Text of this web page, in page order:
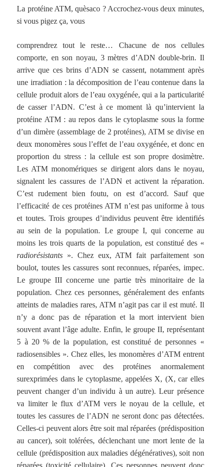
La protéine ATM, quèsaco ? Accrochez-vous deux minutes,
si vous pigez ça, vous
comprendrez tout le reste… Chacune de nos cellules
comporte, en son noyau, 3 mètres d’ADN double-brin. Il
arrive que ces brins d’ADN se cassent, notamment après
une irradiation : la décomposition de l’eau contenue dans la
cellule produit alors de l’eau oxygénée, qui a la particularité
de casser l’ADN. C’est à ce moment là qu’intervient la
protéine ATM : au repos dans le cytoplasme sous la forme
d’un dimère (assemblage de 2 protéines), ATM se divise en
deux monomères sous l’effet de l’eau oxygénée, et donc en
proportion du stress : la cellule est son propre dosimètre.
Les ATM monomériques se dirigent alors dans le noyau,
signalent les cassures de l’ADN et activent la réparation.
C’est rudement bien foutu, on est d’accord. Sauf que
l’efficacité de ces protéines ATM n’est pas uniforme à tous
et toutes. Trois groupes d’individus peuvent être identifiés
au sein de la population. Le groupe I, qui concerne au
moins les trois quarts de la population, est constitué des «
radiorésistants ». Chez eux, ATM fait parfaitement son
boulot, toutes les cassures sont reconnues, réparées, impec.
Le groupe III concerne une partie très minoritaire de la
population. Chez ces personnes, généralement des enfants
atteints de maladies rares, ATM n’agit pas car il est muté. Il
n’y a donc pas de réparation et la mort intervient bien
souvent avant l’âge adulte. Enfin, le groupe II, représentant
5 à 20 % de la population, est constitué de personnes «
radiosensibles ». Chez elles, les monomères d’ATM entrent
en compétition avec des protéines anormalement
surexprimées dans le cytoplasme, appelées X, (X, car elles
peuvent changer d’un individu à un autre). Leur présence
va limiter le flux d’ATM vers le noyau de la cellule, et
toutes les cassures de l’ADN ne seront donc pas détectées.
Celles-ci peuvent alors être soit mal réparées (prédisposition
au cancer), soit tolérées, déclenchant une mort lente de la
cellule (prédisposition aux maladies dégénératives), soit non